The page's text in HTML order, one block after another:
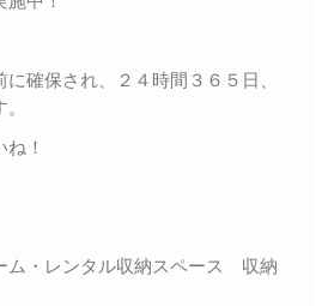
確保され、２４時間３６５日、
！
ム・レンタル収納スペース 収納